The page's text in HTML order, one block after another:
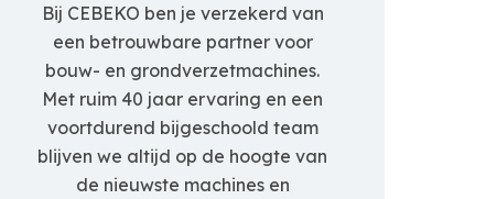
Bij CEBEKO ben je verzekerd van
een betrouwbare partner voor
bouw- en grondverzetmachines.
Met ruim 40 jaar ervaring en een
voortdurend bijgeschoold team
blijven we altijd op de hoogte van
de nieuwste machines en